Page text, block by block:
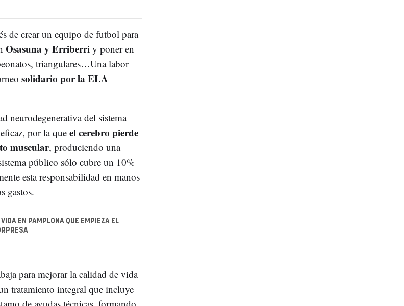
de crear un equipo de futbol para
Osasuna y Erriberri y poner en
triangulares…Una labor
solidario por la ELA
neurodegenerativa del sistema
por la que el cerebro pierde
muscular, produciendo una
público sólo cubre un 10%
esta responsabilidad en manos
gastos.
EN PAMPLONA QUE EMPIEZA EL
para mejorar la calidad de vida
tratamiento integral que incluye